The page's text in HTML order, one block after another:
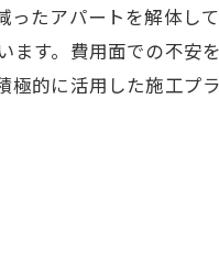
たアパートを解体し
す。費用面での不安
極的に活用した施工プ